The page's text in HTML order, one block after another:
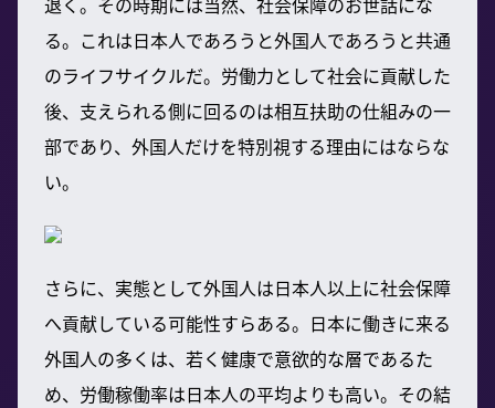
る。これは日本人であろうと外国人であろうと共通
のライフサイクルだ。労働力として社会に貢献した
後、支えられる側に回るのは相互扶助の仕組みの一
部であり、外国人だけを特別視する理由にはならな
い。
さらに、実態として外国人は日本人以上に社会保障
へ貢献している可能性すらある。日本に働きに来る
外国人の多くは、若く健康で意欲的な層であるた
め、労働稼働率は日本人の平均よりも高い。その結